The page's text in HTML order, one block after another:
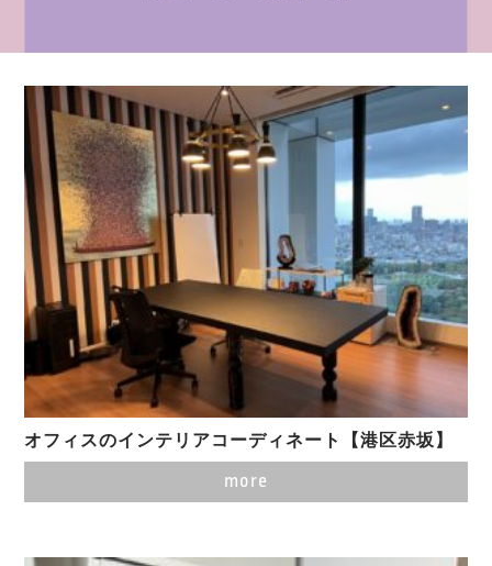
オフィスのインテリアコーディネート【港区赤坂】
more